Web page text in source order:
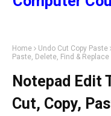
Home Undo Cut Copy Paste
Paste, Delete, Find &
Notepad Edit
Cut, Copy,